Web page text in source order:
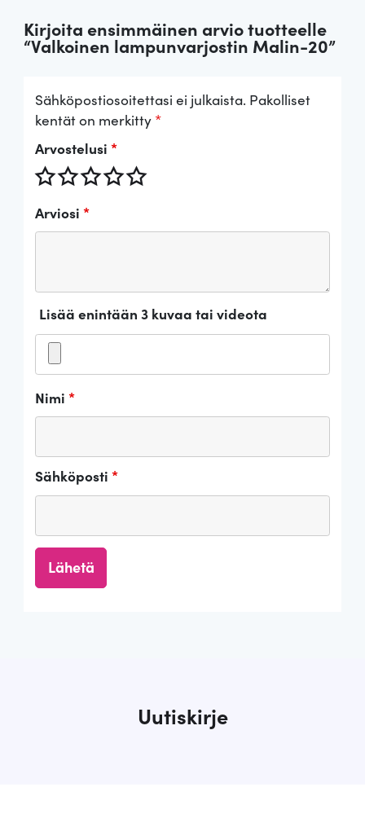
Kirjoita ensimmäinen arvio tuotteelle
“Valkoinen lampunvarjostin Malin-20”
Sähköpostiosoitettasi ei julkaista. Pakolliset
kentät on merkitty *
Arvostelusi *
Arviosi *
Lisää enintään 3 kuvaa tai videota
Nimi *
Sähköposti *
Uutiskirje